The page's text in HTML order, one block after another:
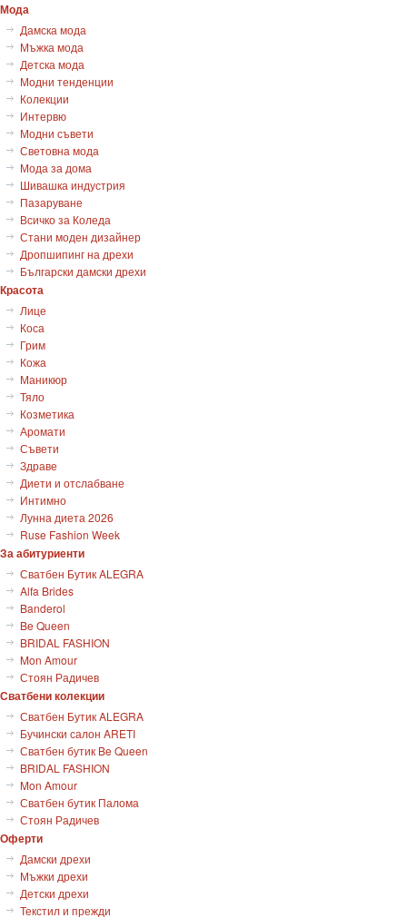
Мода
Дамска мода
Мъжка мода
Детска мода
Модни тенденции
Колекции
Интервю
Модни съвети
Световна мода
Мода за дома
Шивашка индустрия
Пазаруване
Всичко за Коледа
Стани моден дизайнер
Дропшипинг на дрехи
Български дамски дрехи
Красота
Лице
Коса
Грим
Кожа
Маникюр
Тяло
Козметика
Аромати
Съвети
Здраве
Диети и отслабване
Интимно
Лунна диета 2026
Ruse Fashion Week
За абитуриенти
Сватбен Бутик ALEGRA
Alfa Brides
Banderol
Be Queen
BRIDAL FASHION
Mon Amour
Стоян Радичев
Сватбени колекции
Сватбен Бутик ALEGRA
Бучински салон ARETI
Сватбен бутик Be Queen
BRIDAL FASHION
Mon Amour
Сватбен бутик Палома
Стоян Радичев
Оферти
Дамски дрехи
Мъжки дрехи
Детски дрехи
Текстил и прежди